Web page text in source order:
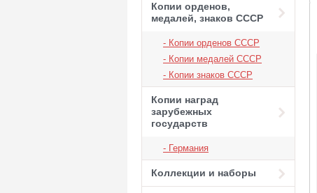
Копии орденов,
медалей, знаков СССР
Копии орденов СССР
Копии медалей СССР
Копии знаков СССР
Копии наград
зарубежных
государств
Германия
Коллекции и наборы